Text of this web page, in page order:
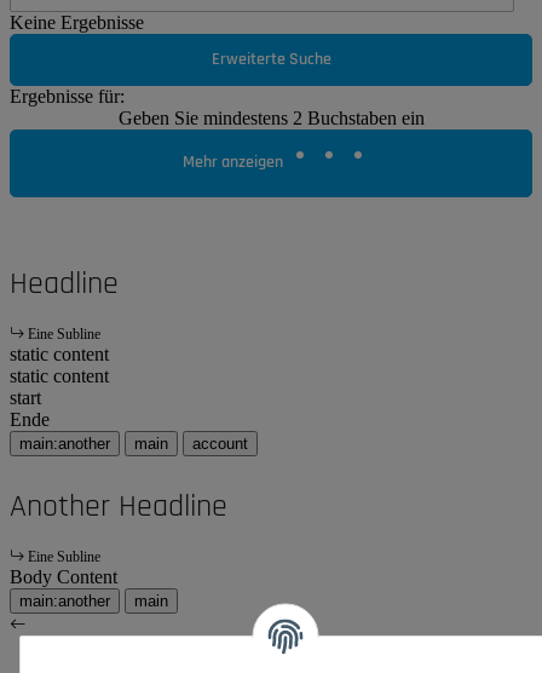
Keine Ergebnisse
Erweiterte Suche
Ergebnisse für:
Geben Sie mindestens 2 Buchstaben ein
Mehr anzeigen
Headline
Eine Subline
static content
static content
start
Ende
main:another main account
Another Headline
Eine Subline
Body Content
main:another main